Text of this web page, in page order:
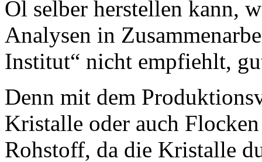
Öl selber herstellen kann,
Analysen in
Institut“ nicht empfiehlt,
Denn mit dem
Kristalle oder auch
Rohstoff, da die Kristalle